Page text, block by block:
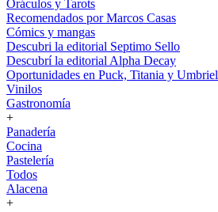
Oráculos y Tarots
Recomendados por Marcos Casas
Cómics y mangas
Descubri la editorial Septimo Sello
Descubrí la editorial Alpha Decay
Oportunidades en Puck, Titania y Umbriel
Vinilos
Gastronomía
+
Panadería
Cocina
Pastelería
Todos
Alacena
+